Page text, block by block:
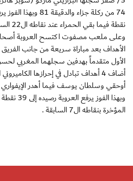
نقطة فيما بقي الحمراء عند نقاطه ال22 السابقة .
وعلى ملعب مصفوت اكتسح العروبة
الأهداف بعد مباراة سريعة من جانب
الأول متقدماً بهدفين سجلهما المغربي
أضاف 4 أهداف تبادل في إحرازها
أوحقي وسلطان يوسف فيما أهدر
وبهذا
المؤخرة بنقاطه ال7 السابقة .